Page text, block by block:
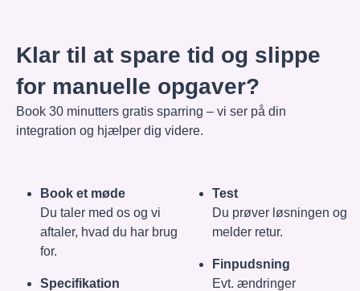
Klar til at spare tid og slippe
for manuelle opgaver?
Book 30 minutters gratis sparring – vi ser på din
integration og hjælper dig videre.
Book et møde
Du taler med os og vi
aftaler, hvad du har brug
for.
Specifikation
Test
Du prøver løsningen og
melder retur.
Finpudsning
Evt. ændringer